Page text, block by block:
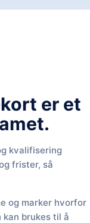
er et
kvalifisering
frister, så
og marker hvorfor
brukes til å